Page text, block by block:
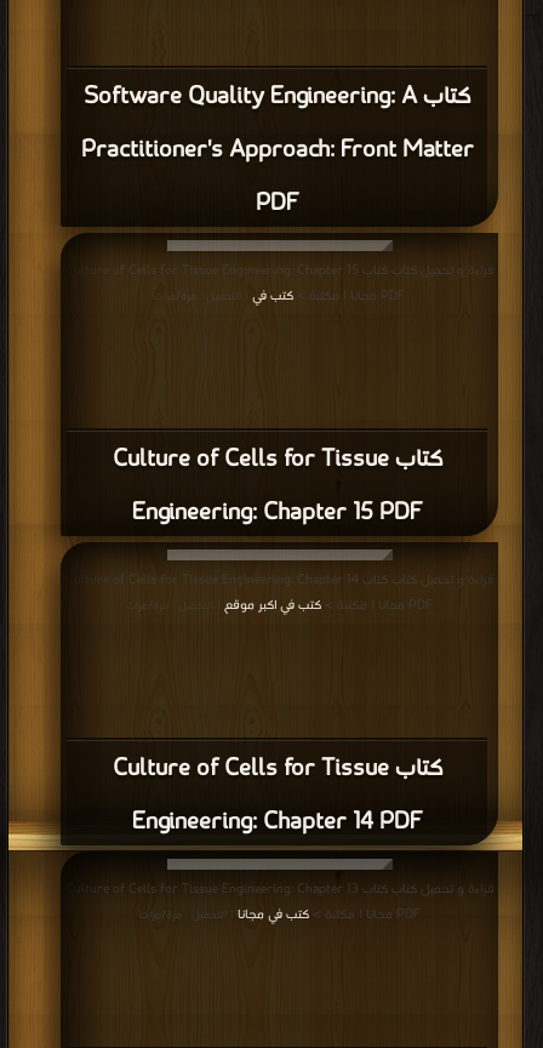
كتاب Software Quality Engineering: A
Practitioner's Approach: Front Matter
PDF
كتاب Culture of Cells for Tissue
Engineering: Chapter 15 PDF
قراءة و تحميل كتاب كتاب Culture of Cells for Tissue Engineering: Chapter 15
PDF مجانا | مكتبة >
كتب في | التحميل : مرة/مرات
كتاب Culture of Cells for Tissue
Engineering: Chapter 14 PDF
قراءة و تحميل كتاب كتاب Culture of Cells for Tissue Engineering: Chapter 14
PDF مجانا | مكتبة >
كتب في اكبر موقع | التحميل : مرة/مرات
قراءة و تحميل كتاب كتاب Culture of Cells for Tissue Engineering: Chapter 13
PDF مجانا | مكتبة >
كتب في مجانا | التحميل : مرة/مرات